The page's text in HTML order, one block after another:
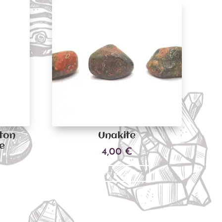
Unakite
4,00€
Ajouter au panier